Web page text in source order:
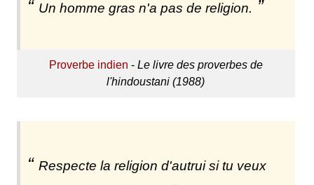
Un homme gras n'a pas de religion.
Proverbe indien - Le livre des proverbes de
l'hindoustani (1988)
Respecte la religion d'autrui si tu veux